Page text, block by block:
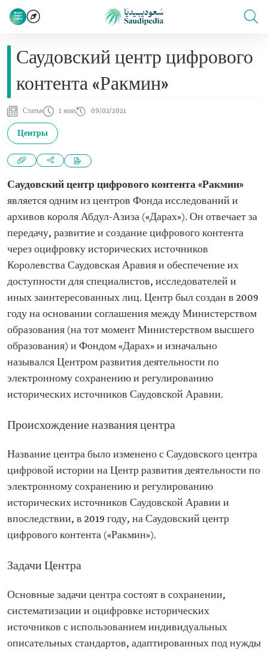
Саудовский центр цифрового
контента «Ракмин»
Статья 1 мин 09/02/2021
Центры
Саудовский центр цифрового контента «Ракмин»
является одним из центров Фонда исследований и
архивов короля Абдул-Азиза («Дарах»). Он отвечает за
передачу, развитие и создание цифрового контента
через оцифровку исторических источников
Королевства Саудовская Аравия и обеспечение их
доступности для специалистов, исследователей и
иных заинтересованных лиц. Центр был создан в 2009
году на основании соглашения между Министерством
образования (на тот момент Министерством высшего
образования) и Фондом «Дарах» и изначально
назывался Центром развития деятельности по
электронному сохранению и регулированию
исторических источников Саудовской Аравии.
Происхождение названия центра
Название центра было изменено с Саудовского центра
цифровой истории на Центр развития деятельности по
электронному сохранению и регулированию
исторических источников Саудовской Аравии и
впоследствии, в 2019 году, на Саудовский центр
цифрового контента («Ракмин»).
Задачи Центра
Основные задачи центра состоят в сохранении,
систематизации и оцифровке исторических
источников с использованием индивидуальных
описательных стандартов, адаптированных под нужды